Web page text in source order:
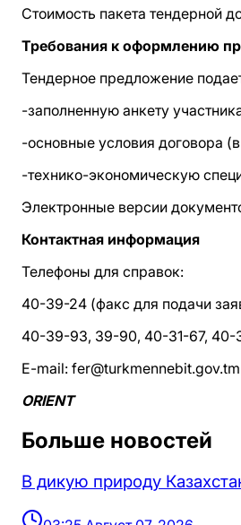
Стоимость пакета тендерной
Требования к оформлению
Тендерное предложение
-заполненную анкету
-основные условия договора
-технико-экономическую
Электронные версии
Контактная информация
Телефоны для справок:
40-39-24 (факс для подачи
40-39-93, 39-90, 40-31-67, 40-
E-mail: fer@turkmennebit.gov.tm
ORIENT
Больше новостей
В дикую природу